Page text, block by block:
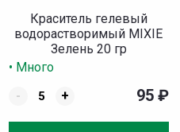
Краситель гелевый
водорастворимый MIXIE
Зелень 20 гр
• Много
-
+ 95 ₽